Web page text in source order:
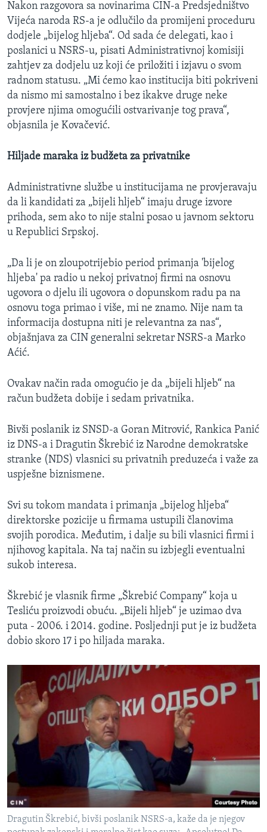
Nakon razgovora sa novinarima CIN-a Predsjedništvo
Vijeća naroda RS-a je odlučilo da promijeni proceduru
dodjele „bijelog hljeba“. Od sada će delegati, kao i
poslanici u NSRS-u, pisati Administrativnoj komisiji
zahtjev za dodjelu uz koji će priložiti i izjavu o svom
radnom statusu. „Mi ćemo kao institucija biti pokriveni
da nismo mi samostalno i bez ikakve druge neke
provjere njima omogućili ostvarivanje tog prava“,
objasnila je Kovačević.
Hiljade maraka iz budžeta za privatnike
Administrativne službe u institucijama ne provjeravaju
da li kandidati za „bijeli hljeb“ imaju druge izvore
prihoda, sem ako to nije stalni posao u javnom sektoru
u Republici Srpskoj.
„Da li je on zloupotrijebio period primanja 'bijelog
hljeba' pa radio u nekoj privatnoj firmi na osnovu
ugovora o djelu ili ugovora o dopunskom radu pa na
osnovu toga primao i više, mi ne znamo. Nije nam ta
informacija dostupna niti je relevantna za nas“,
objašnjava za CIN generalni sekretar NSRS-a Marko
Aćić.
Ovakav način rada omogućio je da „bijeli hljeb“ na
račun budžeta dobije i sedam privatnika.
Bivši poslanik iz SNSD-a Goran Mitrović, Rankica Panić
iz DNS-a i Dragutin Škrebić iz Narodne demokratske
stranke (NDS) vlasnici su privatnih preduzeća i važe za
uspješne biznismene.
Svi su tokom mandata i primanja „bijelog hljeba“
direktorske pozicije u firmama ustupili članovima
svojih porodica. Međutim, i dalje su bili vlasnici firmi i
njihovog kapitala. Na taj način su izbjegli eventualni
sukob interesa.
Škrebić je vlasnik firme „Škrebić Company“ koja u
Tesliću proizvodi obuću. „Bijeli hljeb“ je uzimao dva
puta - 2006. i 2014. godine. Posljednji put je iz budžeta
dobio skoro 17 i po hiljada maraka.
Dragutin Škrebić, bivši poslanik NSRS-a, kaže da je njegov